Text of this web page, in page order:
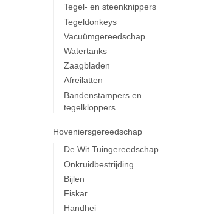
Tegel- en steenknippers
Tegeldonkeys
Vacuümgereedschap
Watertanks
Zaagbladen
Afreilatten
Bandenstampers en
tegelkloppers
Hoveniersgereedschap
De Wit Tuingereedschap
Onkruidbestrijding
Bijlen
Fiskar
Handhei